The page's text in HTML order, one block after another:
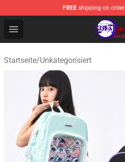
FREE shipping on
Open menu
Kimetsu no Yaiba Store -
Startseite/Unkategorisiert